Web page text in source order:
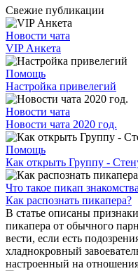
Свежие публикации
Новости чата
VIP Анкета
Помощь
Настройка привелегий
Новости чата
Новости чата 2020 год.
Помощь
Как открыть Группу -
Что такое пикап
Как распознать пикапера?
В статье описаны
пикапера от обычного
вести, если есть
хладнокровный
настроенный на